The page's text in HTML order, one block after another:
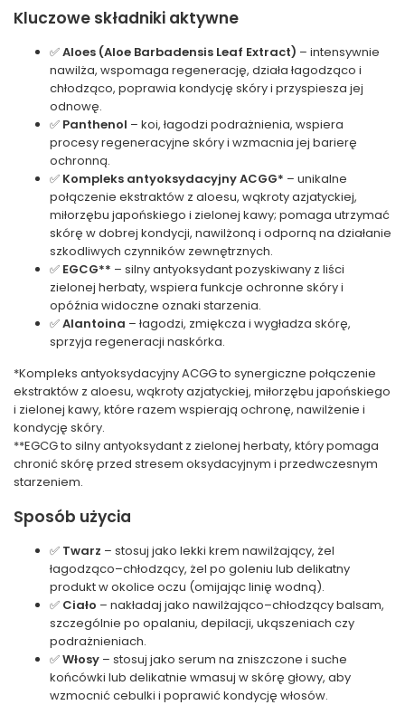
Kluczowe składniki aktywne
✅Aloes (Aloe Barbadensis Leaf Extract) – intensywnie
nawilża, wspomaga regenerację, działa łagodząco i
chłodząco, poprawia kondycję skóry i przyspiesza jej
odnowę.
✅ Panthenol – koi, łagodzi podrażnienia, wspiera
procesy regeneracyjne skóry i wzmacnia jej barierę
ochronną.
✅ Kompleks antyoksydacyjny ACGG* – unikalne
połączenie ekstraktów z aloesu, wąkroty azjatyckiej,
miłorzębu japońskiego i zielonej kawy; pomaga utrzymać
skórę w dobrej kondycji, nawilżoną i odporną na działanie
szkodliwych czynników zewnętrznych.
✅ EGCG** – silny antyoksydant pozyskiwany z liści
zielonej herbaty, wspiera funkcje ochronne skóry i
opóźnia widoczne oznaki starzenia.
✅Alantoina – łagodzi, zmiękcza i wygładza skórę,
sprzyja regeneracji naskórka.
*Kompleks antyoksydacyjny ACGG to synergiczne połączenie
ekstraktów z aloesu, wąkroty azjatyckiej, miłorzębu japońskiego
i zielonej kawy, które razem wspierają ochronę, nawilżenie i
kondycję skóry.
**EGCG to silny antyoksydant z zielonej herbaty, który pomaga
chronić skórę przed stresem oksydacyjnym i przedwczesnym
starzeniem.
Sposób użycia
✅ Twarz – stosuj jako lekki krem nawilżający, żel
łagodząco–chłodzący, żel po goleniu lub delikatny
produkt w okolice oczu (omijając linię wodną).
✅ Ciało – nakładaj jako nawilżająco–chłodzący balsam,
szczególnie po opalaniu, depilacji, ukąszeniach czy
podrażnieniach.
✅Włosy – stosuj jako serum na zniszczone i suche
końcówki lub delikatnie wmasuj w skórę głowy, aby
wzmocnić cebulki i poprawić kondycję włosów.